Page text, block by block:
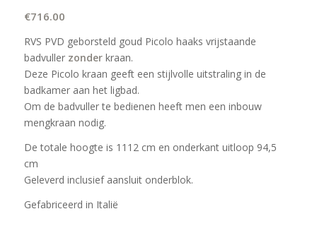
€716.00
RVS PVD geborsteld goud Picolo haaks vrijstaande
badvuller zonderkraan.
Deze Picolo kraan geeft een stijlvolle uitstraling in de
badkamer aan het ligbad.
Om de badvuller te bedienen heeft men een inbouw
mengkraan nodig.
De totale hoogte is 1112 cm en onderkant uitloop 94,5
cm
Geleverd inclusief aansluit onderblok.
Gefabriceerd in Italië